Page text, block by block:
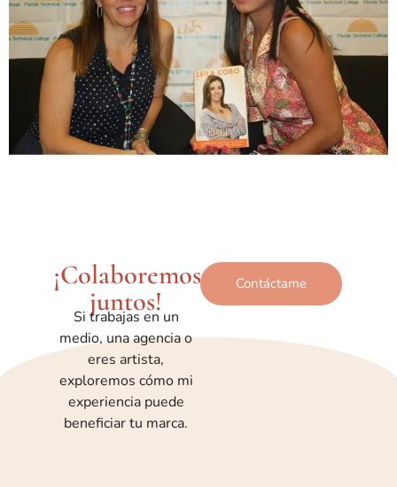
¡Colaboremos
juntos!
Si trabajas en un
medio, una agencia o
eres artista,
exploremos cómo mi
experiencia puede
beneficiar tu marca.
Contáctame